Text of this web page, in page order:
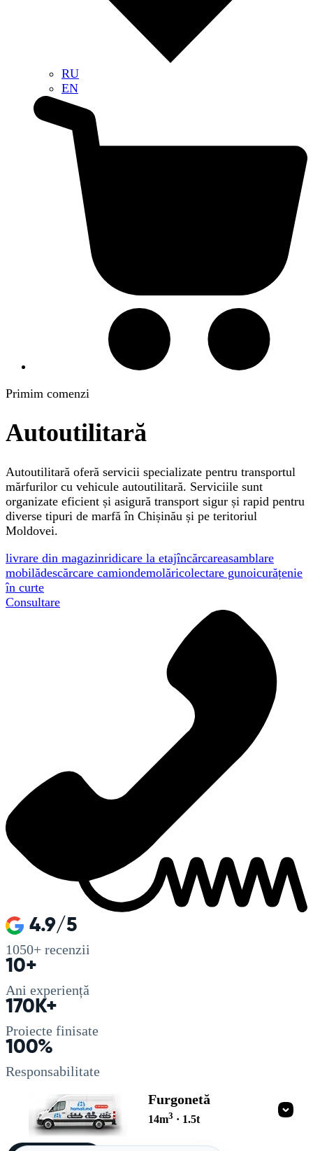
RU
EN
Primim comenzi
Autoutilitară
Autoutilitară oferă servicii specializate pentru transportul
mărfurilor cu vehicule autoutilitară. Serviciile sunt
organizate eficient și asigură transport sigur și rapid pentru
diverse tipuri de marfă în Chișinău și pe teritoriul
Moldovei.
livrare din magazinridicare la etajîncărcareasamblare
mobilădescărcare camiondemolăricolectare gunoicurățenie
în curte
Consultare
4.9/5
1050+ recenzii
10+
Ani experiență
170K+
Proiecte finisate
100%
Responsabilitate
Furgonetă
14m3 · 1.5t